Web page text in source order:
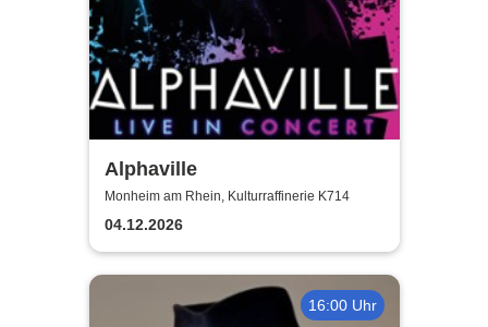
Alphaville
Monheim am Rhein, Kulturraffinerie K714
04.12.2026
16:00 Uhr